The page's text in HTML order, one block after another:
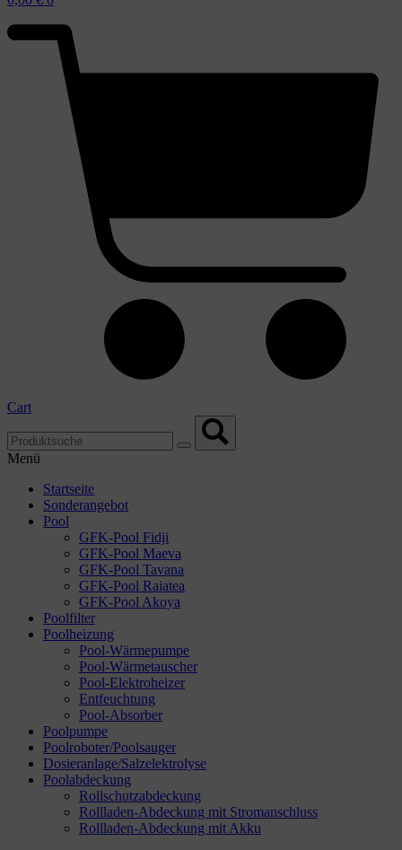
Cart
Menü
Startseite
Sonderangebot
Pool
GFK-Pool Fidji
GFK-Pool Maeva
GFK-Pool Tavana
GFK-Pool Raiatea
GFK-Pool Akoya
Poolfilter
Poolheizung
Pool-Wärmepumpe
Pool-Wärmetauscher
Pool-Elektroheizer
Entfeuchtung
Pool-Absorber
Poolpumpe
Poolroboter/Poolsauger
Dosieranlage/Salzelektrolyse
Poolabdeckung
Rollschutzabdeckung
Rollladen-Abdeckung mit Stromanschluss
Rollladen-Abdeckung mit Akku